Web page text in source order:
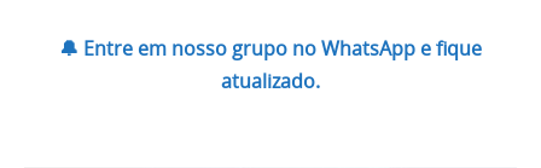
🔔 Entre em nosso grupo no WhatsApp e fique
atualizado.